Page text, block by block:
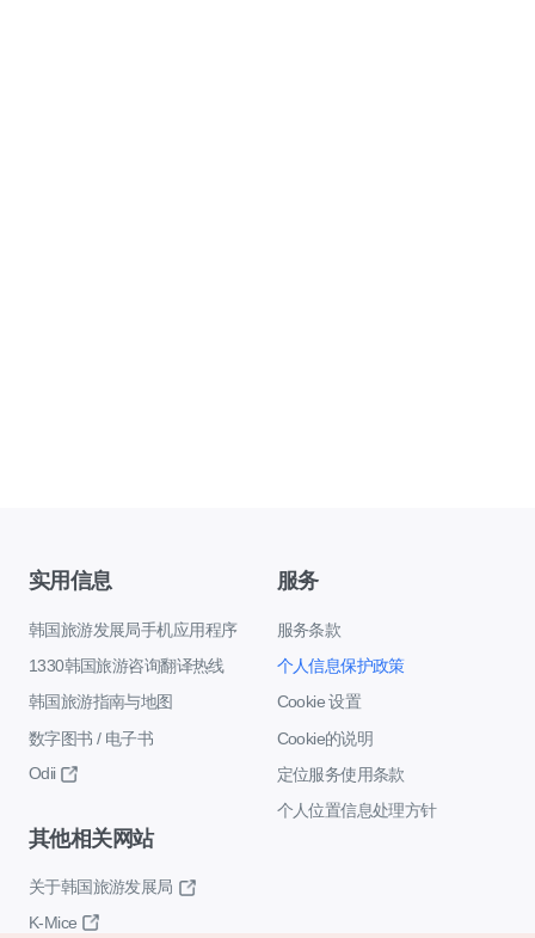
实用信息
韩国旅游发展局手机应用程序
1330韩国旅游咨询翻译热线
韩国旅游指南与地图
数字图书 / 电子书
Odii
服务
服务条款
个人信息保护政策
Cookie 设置
Cookie的说明
定位服务使用条款
个人位置信息处理方针
其他相关网站
关于韩国旅游发展局
K-Mice